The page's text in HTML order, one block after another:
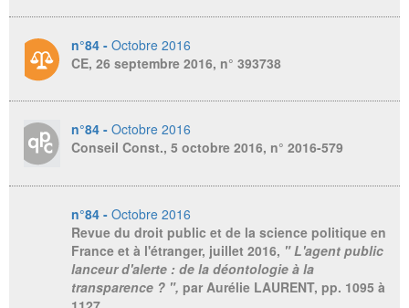
n°84 - Octobre 2016
CE, 26 septembre 2016, n° 393738
n°84 - Octobre 2016
Conseil Const., 5 octobre 2016, n° 2016-579
n°84 - Octobre 2016
Revue du droit public et de la science politique en
France et à l'étranger, juillet 2016, " L'agent public
lanceur d'alerte : de la déontologie à la
transparence ? ", par Aurélie LAURENT, pp. 1095 à